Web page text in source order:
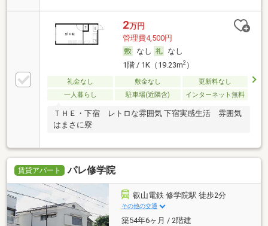
2万円
管理費4,500円
なし
なし
1階 / 1K（19.23m2）
礼金なし 敷金なし
更新料なし
一人暮らし
駐車場(近隣含) インターネット無料
ＴＨＥ・下宿 レトロな雰囲気 下宿実感生活 雰囲気
はまさに寮
賃貸アパート パレ修学院
叡山電鉄 修学院駅 徒歩2分
その他の交通
築54年6ヶ月 / 2階建